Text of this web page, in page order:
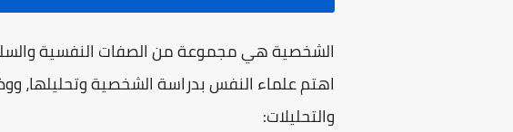
الشخصية هي مجموعة من الصفات النفسية
اهتم علماء النفس بدراسة الشخصية وتحليلها،
والتحليلات: